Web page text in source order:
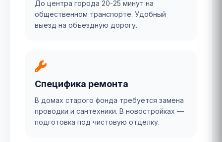
До центра города 20-25 минут на
общественном транспорте. Удобный
выезд на объездную дорогу.
Специфика ремонта
В домах старого фонда требуется замена
проводки и сантехники. В новостройках —
подготовка под чистовую отделку.